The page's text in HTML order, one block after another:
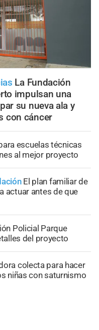
La Fundación
impulsan una
su nueva ala y
con cáncer
escuelas técnicas
al mejor proyecto
El plan familiar de
actuar antes de que
Policial Parque
del proyecto
colecta para hacer
niñas con saturnismo